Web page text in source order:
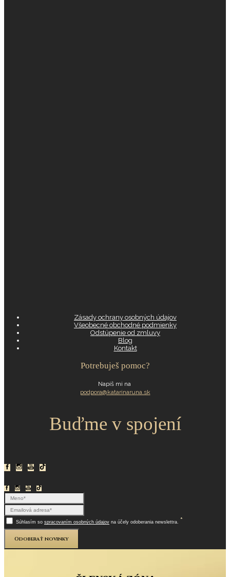
Zásady ochrany osobných údajov
Všeobecné obchodné podmienky
Odstúpenie od zmluvy
Blog
Kontakt
Potrebuješ pomoc?
Napíš mi na
podpora@katarinaruna.sk
Buďme v spojení
Súhlasím so spracovaním osobných údajov na účely odoberania newslettra. *
Odoberať novinky